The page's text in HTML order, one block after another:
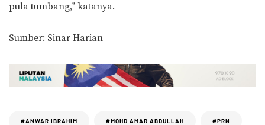
pula tumbang,” katanya.
Sumber: Sinar Harian
#ANWAR IBRAHIM #MOHD AMAR ABDULLAH #PRN